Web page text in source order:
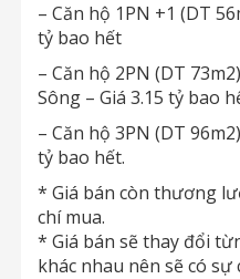
– Căn hộ 1PN +1 (DT
tỷ bao hết
– Căn hộ 2PN (DT
Sông – Giá 3.15 tỷ bao
– Căn hộ 3PN (DT
tỷ bao hết.
* Giá bán còn thương
chí mua.
* Giá bán sẽ thay đổi
khác nhau nên sẽ có sự